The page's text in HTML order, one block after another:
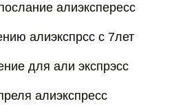
алиэкспересс
алиэкспрсс с 7лет
для али экспрэсс
алиэкспресс